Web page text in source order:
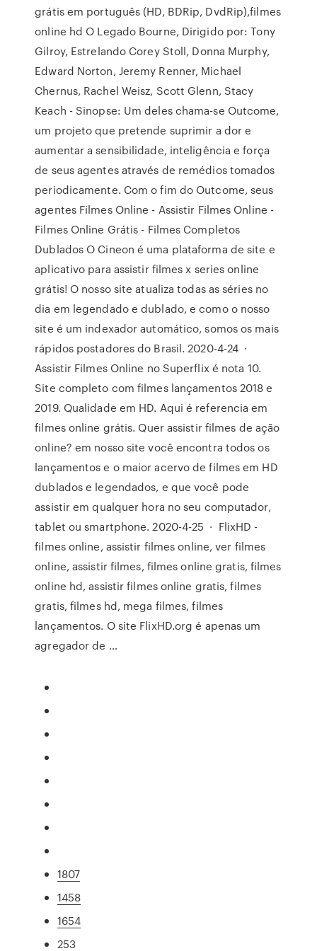
grátis em português (HD, BDRip, DvdRip),filmes
online hd O Legado Bourne, Dirigido por: Tony
Gilroy, Estrelando Corey Stoll, Donna Murphy,
Edward Norton, Jeremy Renner, Michael
Chernus, Rachel Weisz, Scott Glenn, Stacy
Keach - Sinopse: Um deles chama-se Outcome,
um projeto que pretende suprimir a dor e
aumentar a sensibilidade, inteligência e força
de seus agentes através de remédios tomados
periodicamente. Com o fim do Outcome, seus
agentes Filmes Online - Assistir Filmes Online -
Filmes Online Grátis - Filmes Completos
Dublados O Cineon é uma plataforma de site e
aplicativo para assistir filmes x series online
grátis! O nosso site atualiza todas as séries no
dia em legendado e dublado, e como o nosso
site é um indexador automático, somos os mais
rápidos postadores do Brasil. 2020-4-24 ·
Assistir Filmes Online no Superflix é nota 10.
Site completo com filmes lançamentos 2018 e
2019. Qualidade em HD. Aqui é referencia em
filmes online grátis. Quer assistir filmes de ação
online? em nosso site você encontra todos os
lançamentos e o maior acervo de filmes em HD
dublados e legendados, e que você pode
assistir em qualquer hora no seu computador,
tablet ou smartphone. 2020-4-25 · FlixHD -
filmes online, assistir filmes online, ver filmes
online, assistir filmes, filmes online gratis, filmes
online hd, assistir filmes online gratis, filmes
gratis, filmes hd, mega filmes, filmes
lançamentos. O site FlixHD.org é apenas um
agregador de …
1807
1458
1654
253